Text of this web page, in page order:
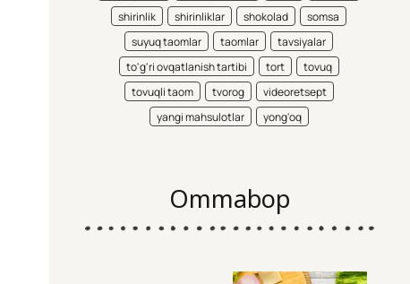
shirinlik
shirinliklar shokolad
somsa
suyuq taomlar
taomlar
tavsiyalar
to'g'ri ovqatlanish tartibi
tort
tovuq
tovuqli taom
tvorog
videoretsept
yangi mahsulotlar
yong'oq
Ommabop